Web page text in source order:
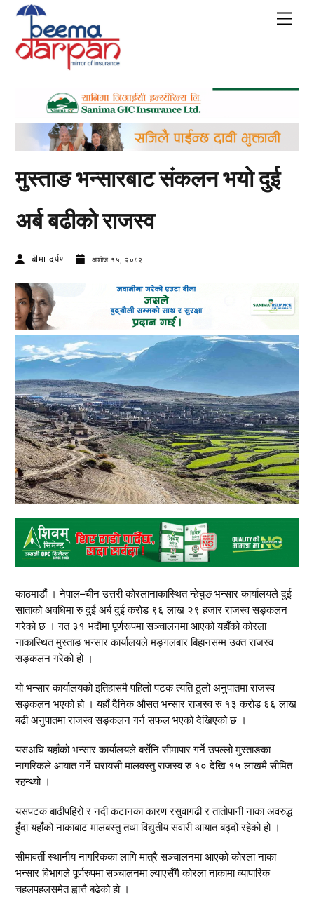
Skip
content
मुस्ताङ भन्सारबाट संकलन भयो दुई
अर्ब बढीको राजस्व
बीमा दर्पण अशोज १५, २०८२
काठमाडौं । नेपाल–चीन उत्तरी कोरलानाकास्थित न्हेचुङ भन्सार कार्यालयले दुई
साताको अवधिमा रु दुई अर्ब दुई करोड ९६ लाख २९ हजार राजस्व सङ्कलन
गरेको छ । गत ३१ भदौमा पूर्णरूपमा सञ्चालनमा आएको यहाँको कोरला
नाकास्थित मुस्ताङ भन्सार कार्यालयले मङ्गलबार बिहानसम्म उक्त राजस्व
सङ्कलन गरेको हो ।
यो भन्सार कार्यालयको इतिहासमै पहिलो पटक त्यति ठूलो अनुपातमा राजस्व
सङ्कलन भएको हो । यहाँ दैनिक औसत भन्सार राजस्व रु १३ करोड ६६ लाख
बढी अनुपातमा राजस्व सङ्कलन गर्न सफल भएको देखिएको छ ।
यसअघि यहाँको भन्सार कार्यालयले बर्सेनि सीमापार गर्ने उपल्लो मुस्ताङका
नागरिकले आयात गर्ने घरायसी मालवस्तु राजस्व रु १० देखि १५ लाखमै सीमित
रहन्थ्यो ।
यसपटक बाढीपहिरो र नदी कटानका कारण रसुवागढी र तातोपानी नाका अवरुद्ध
हुँदा यहाँको नाकाबाट मालबस्तु तथा विद्युतीय सवारी आयात बढ्दो रहेको हो ।
सीमावर्ती स्थानीय नागरिकका लागि मात्रै सञ्चालनमा आएको कोरला नाका
भन्सार विभागले पूर्णरुपमा सञ्चालनमा ल्याएसँगै कोरला नाकामा व्यापारिक
चहलपहलसमेत ह्वात्तै बढेको हो ।